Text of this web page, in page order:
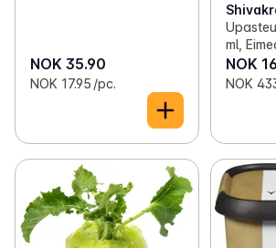
NOK 35.90
NOK 17.95 /pc.
ml,
NOK
NOK